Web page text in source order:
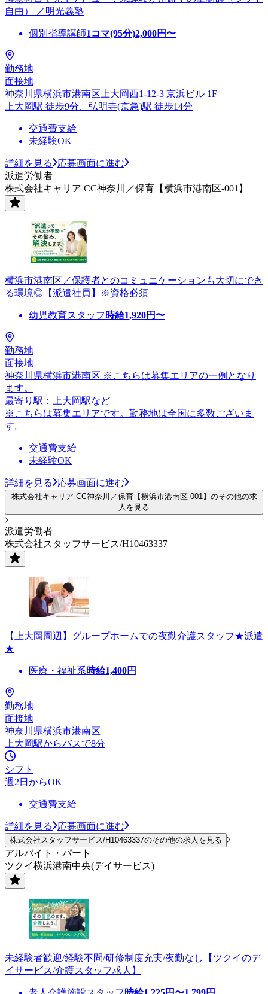
自由） ／明光義塾
個別指導講師1コマ(95分)2,000円〜
勤務地
面接地
神奈川県横浜市港南区上大岡西1-12-3 京浜ビル 1F
上大岡駅 徒歩9分、弘明寺(京急)駅 徒歩14分
交通費支給
未経験OK
詳細を見る
応募画面に進む
派遣労働者
株式会社キャリア CC神奈川／保育【横浜市港南区-001】
横浜市港南区／保護者とのコミュニケーションも大切にでき
る環境◎【派遣社員】※資格必須
幼児教育スタッフ 時給1,920円〜
勤務地
面接地
神奈川県横浜市港南区 ※こちらは募集エリアの一例となり
ます。
最寄り駅：上大岡駅など
※こちらは募集エリアです。勤務地は全国に多数ございま
す。
交通費支給
未経験OK
詳細を見る 応募画面に進む
株式会社キャリア CC神奈川／保育【横浜市港南区-001】のその他の求
人を見る
派遣労働者
株式会社スタッフサービス/H10463337
【上大岡周辺】グループホームでの夜勤介護スタッフ★派遣
★
医療・福祉系時給1,400円
勤務地
面接地
神奈川県横浜市港南区
上大岡駅からバスで8分
シフト
週2日からOK
交通費支給
詳細を見る 応募画面に進む
株式会社スタッフサービス/H10463337のその他の求人を見る
アルバイト・パート
ツクイ横浜港南中央(デイサービス)
未経験者歓迎/経験不問/研修制度充実/夜勤なし【ツクイのデ
イサービス/介護スタッフ求人】